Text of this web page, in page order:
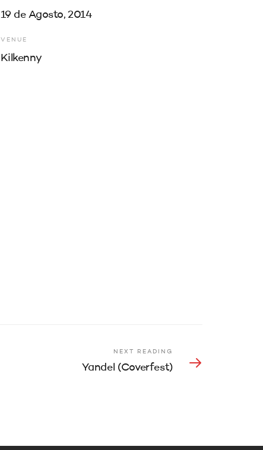
19 de Agosto, 2014
VENUE
Kilkenny
NEXT READING
Yandel (Coverfest)